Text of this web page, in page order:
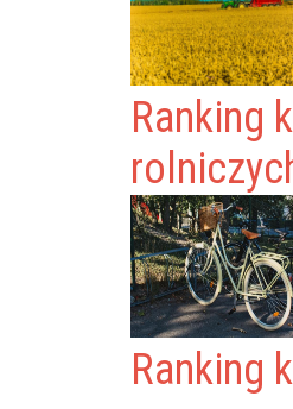
Ranking
Ranking